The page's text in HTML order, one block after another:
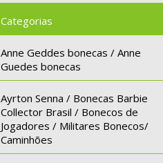
Categorias
Anne Geddes bonecas / Anne
Guedes bonecas
Ayrton Senna / Bonecas Barbie
Collector Brasil / Bonecos de
Jogadores / Militares Bonecos/
Caminhões